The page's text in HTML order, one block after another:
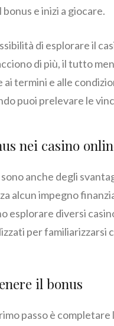
e inizi a giocare.
di esplorare il
di più, il tutto
termini e alle
puoi prelevare le
nei casino
anche degli
alcun impegno
diversi
per familiarizzarsi
il bonus
passo è